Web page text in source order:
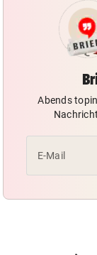
Abends
E-Mail